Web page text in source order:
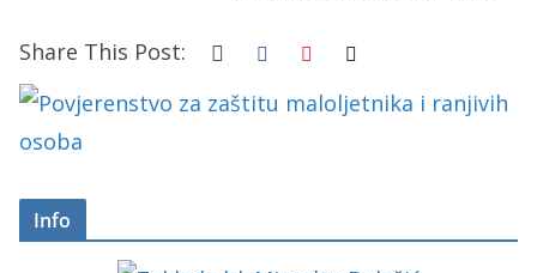
Share This Post:
Info